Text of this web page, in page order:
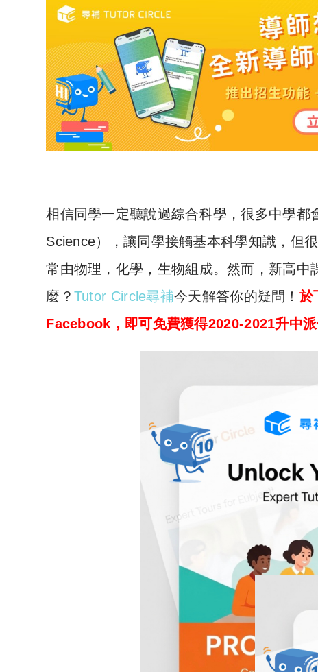
相信同學一定聽說過綜合科學，很多中學
Science），讓同學接觸基本科學知識，但
常由物理，化學，生物組成。然而，新高
麼？ Tutor Circle尋補今天解答你的疑問！ 於
Facebook，即可免費獲得2020-2021升中派